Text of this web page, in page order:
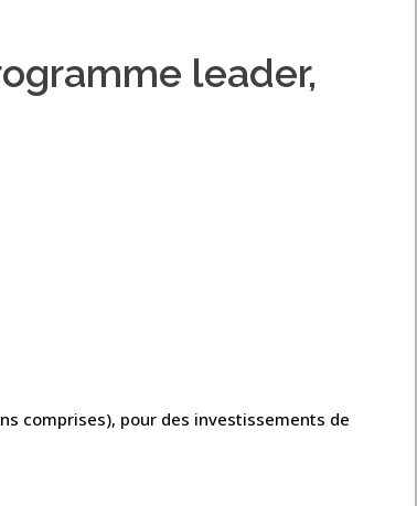
leader,
comprises), pour des investissements de